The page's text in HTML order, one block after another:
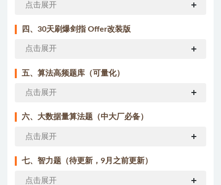
点击展开
四、30天刷爆剑指 Offer改装版
点击展开
五、算法高频题库（可量化）
点击展开
六、大数据量算法题（中大厂必备）
点击展开
七、智力题（待更新，9月之前更新）
点击展开